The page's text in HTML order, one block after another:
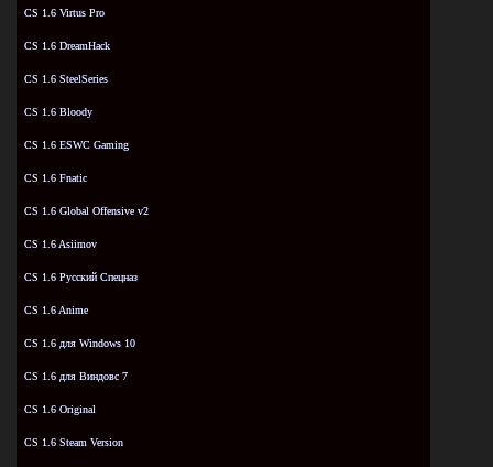
CS 1.6 Virtus Pro
CS 1.6 DreamHack
CS 1.6 SteelSeries
CS 1.6 Bloody
CS 1.6 ESWC Gaming
CS 1.6 Fnatic
CS 1.6 Global Offensive v2
CS 1.6 Asiimov
CS 1.6 Русский Спецназ
CS 1.6 Anime
CS 1.6 для Windows 10
CS 1.6 для Виндовс 7
CS 1.6 Original
CS 1.6 Steam Version